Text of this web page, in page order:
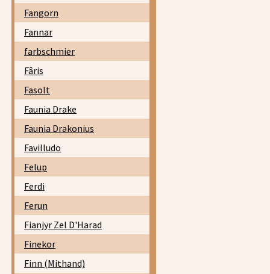
Fangorn
Fannar
farbschmier
Fâris
Fasolt
Faunia Drake
Faunia Drakonius
Favilludo
Felup
Ferdi
Ferun
Fianjyr Zel D'Harad
Finekor
Finn (Mithand)